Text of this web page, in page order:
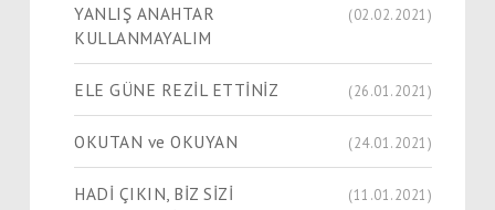
YANLIŞ ANAHTAR
KULLANMAYALIM
(02.02.2021)
ELE GÜNE REZİL ETTİNİZ (26.01.2021)
OKUTAN ve OKUYAN (24.01.2021)
HADİ ÇIKIN, BİZ SİZİ
(11.01.2021)